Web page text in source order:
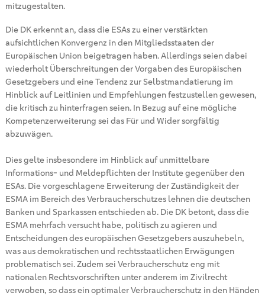
mitzugestalten.
Die DK erkennt an, dass die ESAs zu einer verstärkten
aufsichtlichen Konvergenz in den Mitgliedsstaaten der
Europäischen Union beigetragen haben. Allerdings seien dabei
wiederholt Überschreitungen der Vorgaben des Europäischen
Gesetzgebers und eine Tendenz zur Selbstmandatierung im
Hinblick auf Leitlinien und Empfehlungen festzustellen gewesen,
die kritisch zu hinterfragen seien. In Bezug auf eine mögliche
Kompetenzerweiterung sei das Für und Wider sorgfältig
abzuwägen.
Dies gelte insbesondere im Hinblick auf unmittelbare
Informations- und Meldepflichten der Institute gegenüber den
ESAs. Die vorgeschlagene Erweiterung der Zuständigkeit der
ESMA im Bereich des Verbraucherschutzes lehnen die deutschen
Banken und Sparkassen entschieden ab. Die DK betont, dass die
ESMA mehrfach versucht habe, politisch zu agieren und
Entscheidungen des europäischen Gesetzgebers auszuhebeln,
was aus demokratischen und rechtsstaatlichen Erwägungen
problematisch sei. Zudem sei Verbraucherschutz eng mit
nationalen Rechtsvorschriften unter anderem im Zivilrecht
verwoben, so dass ein optimaler Verbraucherschutz in den Händen